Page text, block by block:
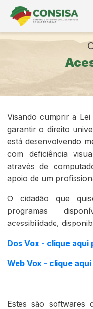
Ir para conteúdo principal
conteúdo do menu
Conteúdo Principal
Visando cumprir a Lei
garantir o direito
está desenvolvendo
com deficiência
através de
apoio de um
O cidadão que
programas
acessibilidade,
Dos Vox - clique aqui
Web Vox - clique
Estes são softwares